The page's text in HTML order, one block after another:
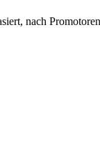
nach